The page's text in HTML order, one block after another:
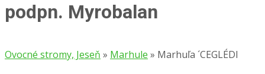
podpn. Myrobalan
Ovocné stromy, Jeseň » Marhule » Marhuľa ´CEGLÉDI